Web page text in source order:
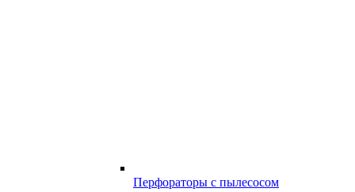
Перфораторы с пылесосом